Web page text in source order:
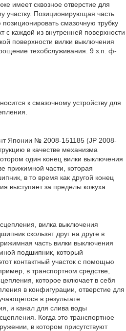
имеет сквозное отверстие для
участку. Позиционирующая часть
смазочную трубку
с каждой из внутренней поверхности
поверхности вилки выключения
техобслуживания. 9 з.п. ф-
к смазочному устройству для
Японии № 2008-151185 (JP 2008-
в качестве механизма
один конец вилки выключения
прижимной части, которая
в то время как другой конец
выступает за пределы кожуха
вилка выключения
скользят друг на друге в
часть вилки выключения
подшипник, который
контактный участок с помощью
в транспортном средстве,
которое включает в себя
в конфигурации, отверстие для
в результате
и канал для слива воды
Когда это транспортное
в котором присутствуют